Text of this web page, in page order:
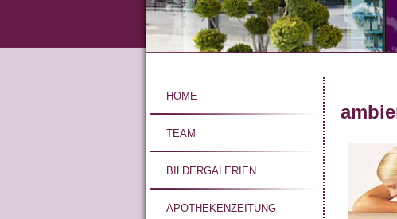
Hauptnavigation
HOME
TEAM
BILDERGALERIEN
APOTHEKENZEITUNG